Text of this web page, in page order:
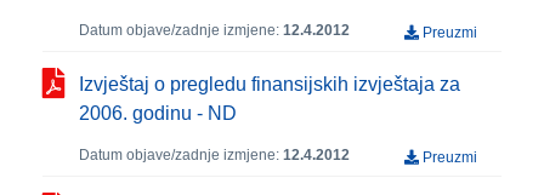
Datum objave/zadnje izmjene: 12.4.2012 Preuzmi
Izvještaj o pregledu finansijskih izvještaja za
2006. godinu - ND
Datum objave/zadnje izmjene: 12.4.2012 Preuzmi